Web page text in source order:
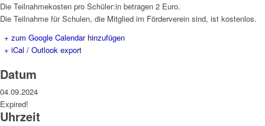
Die Teilnahmekosten pro Schüler:in betragen 2 Euro.
Die Teilnahme für Schulen, die Mitglied im Förderverein sind, ist kostenlos.
+ zum Google Calendar hinzufügen
+ iCal / Outlook export
Datum
04.09.2024
Expired!
Uhrzeit